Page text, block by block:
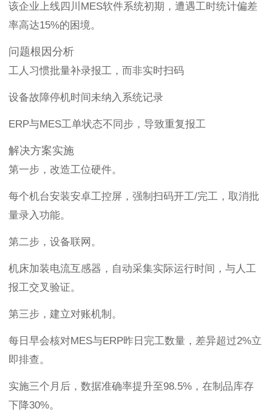
该企业上线四川MES软件系统初期，遭遇工时统计偏差
率高达15%的困境。
问题根因分析
工人习惯批量补录报工，而非实时扫码
设备故障停机时间未纳入系统记录
ERP与MES工单状态不同步，导致重复报工
解决方案实施
第一步，改造工位硬件。
每个机台安装安卓工控屏，强制扫码开工/完工，取消批
量录入功能。
第二步，设备联网。
机床加装电流互感器，自动采集实际运行时间，与人工
报工交叉验证。
第三步，建立对账机制。
每日早会核对MES与ERP昨日完工数量，差异超过2%立
即排查。
实施三个月后，数据准确率提升至98.5%，在制品库存
下降30%。